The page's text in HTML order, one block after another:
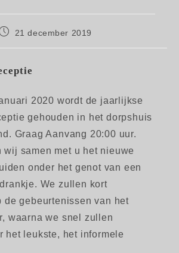
21 december 2019
2020 wordt de jaarlijkse
gehouden in het dorpshuis
Graag Aanvang 20:00 uur.
wij samen met u het nieuwe
onder het genot van een
We zullen kort
de gebeurtenissen van het
waarna we snel zullen
het leukste, het informele